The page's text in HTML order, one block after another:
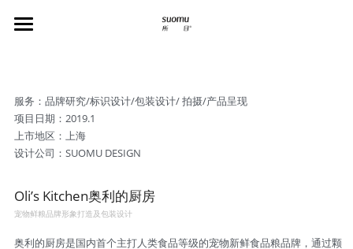
关于我们
info@suomudesign.com
服务：品牌研究/标识设计/包装设计/ 拍摄/产品呈现
项目日期：2019.1
上市地区：上海
设计公司：SUOMU DESIGN
Oli’s Kitchen奥利的厨房
宠物鲜粮品牌形象打造及包装设计
奥利的厨房是国内首个主打人类食品等级的宠物新鲜食品粮品牌，通过颗